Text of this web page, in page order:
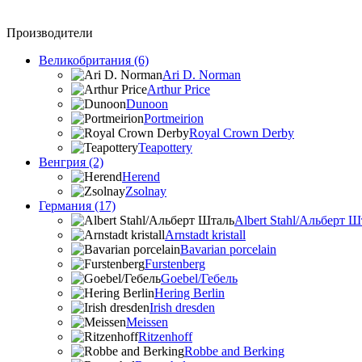
Производители
Великобритания (6)
Ari D. Norman
Arthur Price
Dunoon
Portmeirion
Royal Crown Derby
Teapottery
Венгрия (2)
Herend
Zsolnay
Германия (17)
Albert Stahl/Альбеpт
Arnstadt kristall
Bavarian porcelain
Furstenberg
Goebel/Гебель
Hering Berlin
Irish dresden
Meissen
Ritzenhoff
Robbe and Berking